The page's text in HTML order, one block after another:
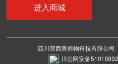
进入商城
四川普西奥标物科技有限公司
川公网安备